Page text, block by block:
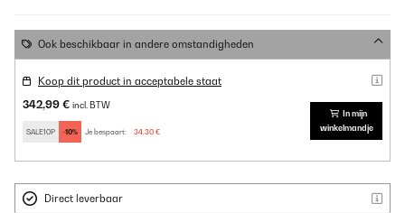
Ook beschikbaar in andere omstandigheden
Koop dit product in acceptabele staat
342,99 € incl. BTW
SALE10P -10% Je bespaart: 34,30 €
In mijn
winkelmandje
Direct leverbaar